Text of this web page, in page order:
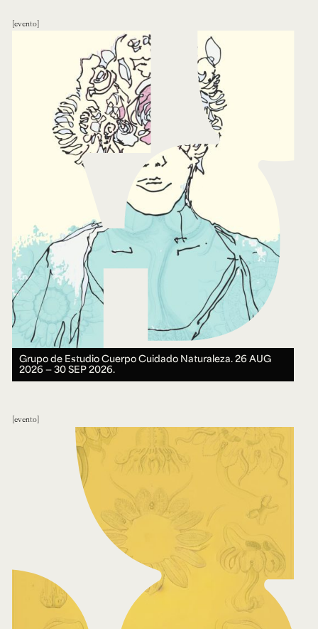
evento
Grupo de Estudio Cuerpo Cuidado Naturaleza.26 AUG
2026 ― 30 SEP 2026.
evento